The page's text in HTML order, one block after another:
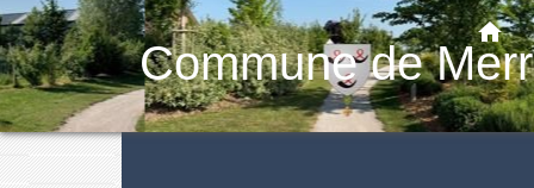
Commune de
home